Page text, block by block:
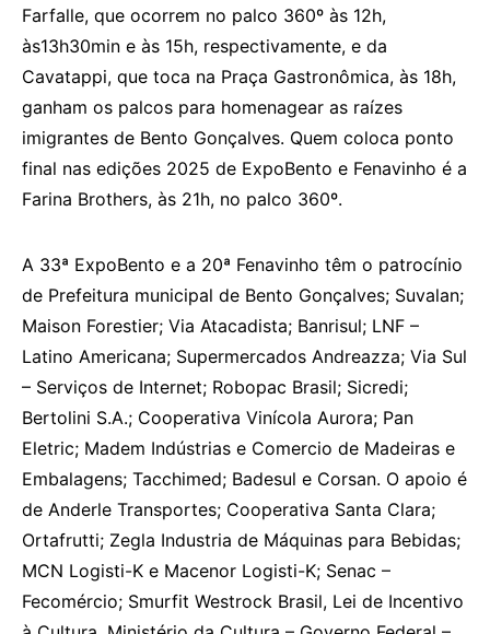
Farfalle, que ocorrem no palco 360º às 12h,
às13h30min e às 15h, respectivamente, e da
Cavatappi, que toca na Praça Gastronômica, às 18h,
ganham os palcos para homenagear as raízes
imigrantes de Bento Gonçalves. Quem coloca ponto
final nas edições 2025 de ExpoBento e Fenavinho é a
Farina Brothers, às 21h, no palco 360º.
A 33ª ExpoBento e a 20ª Fenavinho têm o patrocínio
de Prefeitura municipal de Bento Gonçalves; Suvalan;
Maison Forestier; Via Atacadista; Banrisul; LNF –
Latino Americana; Supermercados Andreazza; Via Sul
– Serviços de Internet; Robopac Brasil; Sicredi;
Bertolini S.A.; Cooperativa Vinícola Aurora; Pan
Eletric; Madem Indústrias e Comercio de Madeiras e
Embalagens; Tacchimed; Badesul e Corsan. O apoio é
de Anderle Transportes; Cooperativa Santa Clara;
Ortafrutti; Zegla Industria de Máquinas para Bebidas;
MCN Logisti-K e Macenor Logisti-K; Senac –
Fecomércio; Smurfit Westrock Brasil, Lei de Incentivo